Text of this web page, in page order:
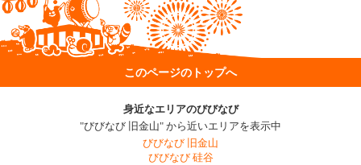
このページのトップへ
身近なエリアのびびなび
"びびなび 旧金山" から近いエリアを表示中
びびなび 旧金山
びびなび 硅谷